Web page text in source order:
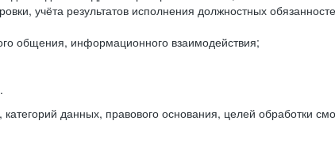
учёта результатов исполнения должностных
общения, информационного взаимодействия;
данных, правового основания, целей обработки